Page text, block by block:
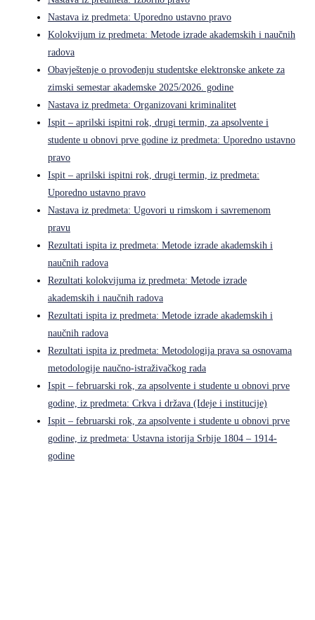
Nastava iz predmeta: Uporedno ustavno pravo
Kolokvijum iz predmeta: Metode izrade akademskih i naučnih
radova
Obavještenje o provođenju studentske elektronske ankete za
zimski semestar akademske 2025/2026. godine
Nastava iz predmeta: Organizovani kriminalitet
Ispit – aprilski ispitni rok, drugi termin, za apsolvente i
studente u obnovi prve godine iz predmeta: Uporedno ustavno
pravo
Ispit – aprilski ispitni rok, drugi termin, iz predmeta:
Uporedno ustavno pravo
Nastava iz predmeta: Ugovori u rimskom i savremenom
pravu
Rezultati ispita iz predmeta: Metode izrade akademskih i
naučnih radova
Rezultati kolokvijuma iz predmeta: Metode izrade
akademskih i naučnih radova
Rezultati ispita iz predmeta: Metode izrade akademskih i
naučnih radova
Rezultati ispita iz predmeta: Metodologija prava sa osnovama
metodologije naučno-istraživačkog rada
Ispit – februarski rok, za apsolvente i studente u obnovi prve
godine, iz predmeta: Crkva i država (Ideje i institucije)
Ispit – februarski rok, za apsolvente i studente u obnovi prve
godine, iz predmeta: Ustavna istorija Srbije 1804 – 1914-
godine